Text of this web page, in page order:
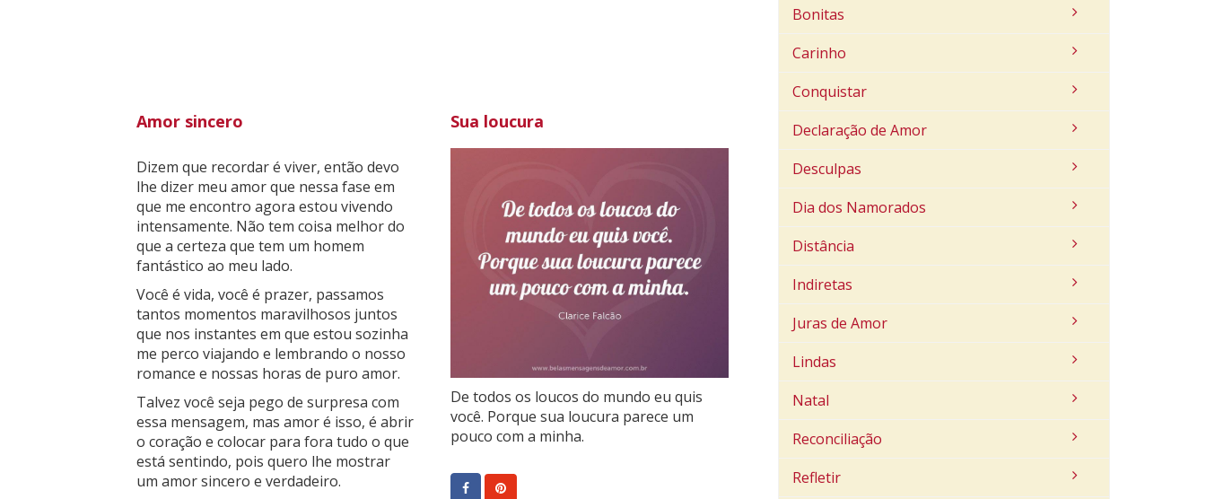
Amor sincero
Dizem que recordar é viver, então devo
lhe dizer meu amor que nessa fase em
que me encontro agora estou vivendo
intensamente. Não tem coisa melhor do
que a certeza que tem um homem
fantástico ao meu lado.
Você é vida, você é prazer, passamos
tantos momentos maravilhosos juntos
que nos instantes em que estou sozinha
me perco viajando e lembrando o nosso
romance e nossas horas de puro amor.
Talvez você seja pego de surpresa com
essa mensagem, mas amor é isso, é abrir
o coração e colocar para fora tudo o que
está sentindo, pois quero lhe mostrar
um amor sincero e verdadeiro.
Sua loucura
De todos os loucos do mundo eu quis
você. Porque sua loucura parece um
pouco com a minha.
Bonitas
Carinho
Conquistar
Declaração de Amor
Desculpas
Dia dos Namorados
Distância
Indiretas
Juras de Amor
Lindas
Natal
Reconciliação
Refletir